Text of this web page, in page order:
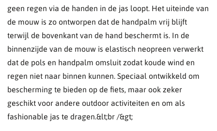
geen regen via de handen in de jas loopt. Het uiteinde van
de mouw is zo ontworpen dat de handpalm vrij blijft
terwijl de bovenkant van de hand beschermt is. In de
binnenzijde van de mouw is elastisch neopreen verwerkt
dat de pols en handpalm omsluit zodat koude wind en
regen niet naar binnen kunnen. Speciaal ontwikkeld om
bescherming te bieden op de fiets, maar ook zeker
geschikt voor andere outdoor activiteiten en om als
fashionable jas te dragen.&lt;br /&gt;